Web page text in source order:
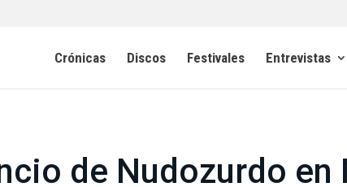
Crónicas Discos Festivales Entrevistas
de Nudozurdo en